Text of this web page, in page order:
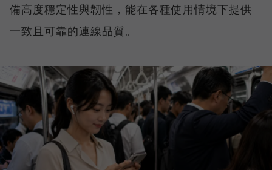
備高度穩定性與韌性，能在各種使用情境下提供
一致且可靠的連線品質。